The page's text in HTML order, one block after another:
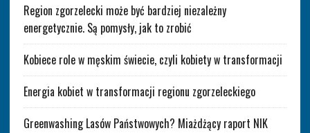
Region zgorzelecki może być bardziej niezależny
energetycznie. Są pomysły, jak to zrobić
Kobiece role w męskim świecie, czyli kobiety w transformacji
Energia kobiet w transformacji regionu zgorzeleckiego
Greenwashing Lasów Państwowych? Miażdżący raport NIK